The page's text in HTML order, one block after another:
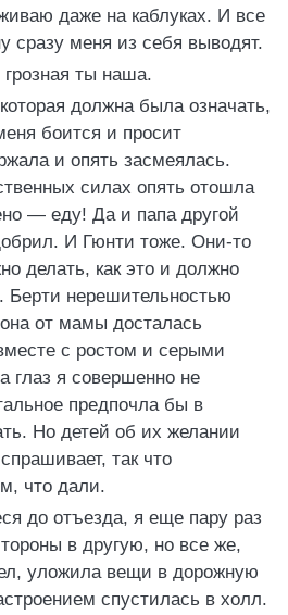
даже на каблуках. И все
сразу меня из себя выводят.
ты наша.
должна была означать,
боится и просит
и опять засмеялась.
силах опять отошла
— еду! Да и папа другой
И Гюнти тоже. Они-то
делать, как это и должно
нерешительностью
от мамы досталась
с ростом и серыми
глаз я совершенно не
предпочла бы в
Но детей об их желании
так что
что дали.
до отъезда, я еще пару раз
в другую, но все же,
уложила вещи в дорожную
спустилась в холл.